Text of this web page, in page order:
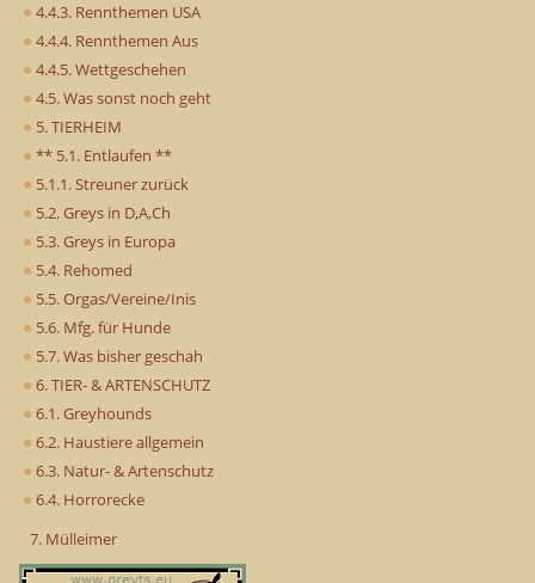
4.4.3. Rennthemen USA
4.4.4. Rennthemen Aus
4.4.5. Wettgeschehen
4.5. Was sonst noch geht
5. TIERHEIM
** 5.1. Entlaufen **
5.1.1. Streuner zurück
5.2. Greys in D,A,Ch
5.3. Greys in Europa
5.4. Rehomed
5.5. Orgas/Vereine/Inis
5.6. Mfg. für Hunde
5.7. Was bisher geschah
6. TIER- & ARTENSCHUTZ
6.1. Greyhounds
6.2. Haustiere allgemein
6.3. Natur- & Artenschutz
6.4. Horrorecke
7. Mülleimer